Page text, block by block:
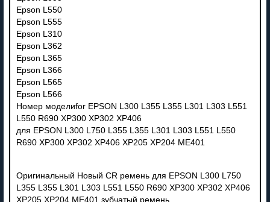
Epson L550
Epson L555
Epson L310
Epson L362
Epson L365
Epson L366
Epson L565
Epson L566
Номер моделиfor EPSON L300 L355 L355 L301 L303 L551
L550 R690 XP300 XP302 XP406
для EPSON L300 L750 L355 L355 L301 L303 L551 L550
R690 XP300 XP302 XP406 XP205 XP204 ME401
Оригинальный Новый CR ремень для EPSON L300 L750
L355 L355 L301 L303 L551 L550 R690 XP300 XP302 XP406
XP205 XP204 ME401 зубчатый ремень